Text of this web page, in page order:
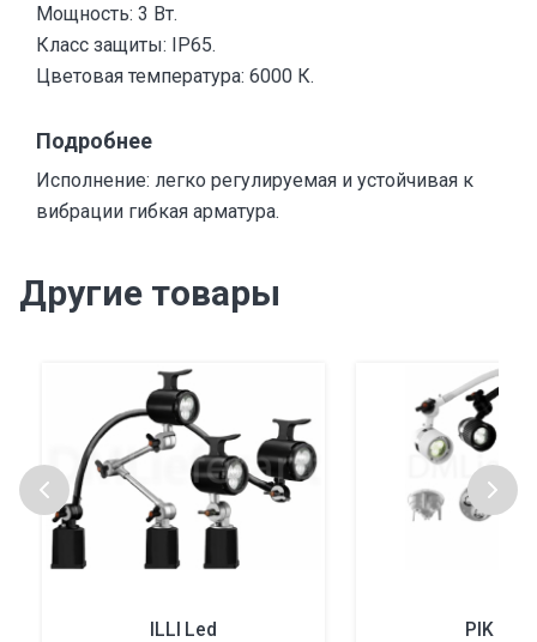
Мощность: 3 Вт.
Класс защиты: IP65.
Цветовая температура: 6000 К.
Подробнее
Исполнение: легко регулируемая и устойчивая к
вибрации гибкая арматура.
Другие товары
ILLI Led PIK Led